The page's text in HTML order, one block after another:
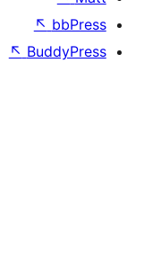
bbPress
↖
BuddyPress
↖